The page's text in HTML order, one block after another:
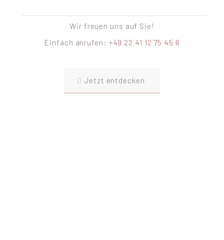
Wir freuen uns auf Sie!
Einfach anrufen: +49 22 41 12 75 45 6
Jetzt entdecken